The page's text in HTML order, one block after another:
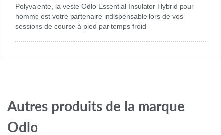
Polyvalente, la veste Odlo Essential Insulator Hybrid pour
homme est votre partenaire indispensable lors de vos
sessions de course à pied par temps froid.
Autres produits de la marque
Odlo